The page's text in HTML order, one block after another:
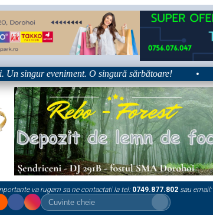
eveniment. O singură sărbătoare!
va rugam sa ne contactati la tel: 0749.877.802 sau email: